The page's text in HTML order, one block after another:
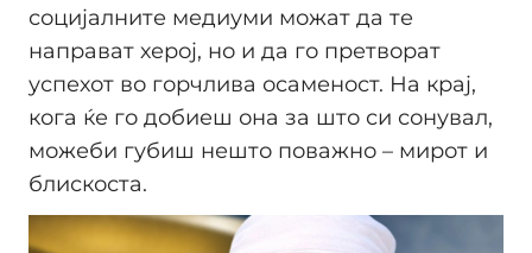
социјалните медиуми можат да те
направат херој, но и да го претворат
успехот во горчлива осаменост. На крај,
кога ќе го добиеш она за што си сонувал,
можеби губиш нешто поважно – мирот и
блискоста.